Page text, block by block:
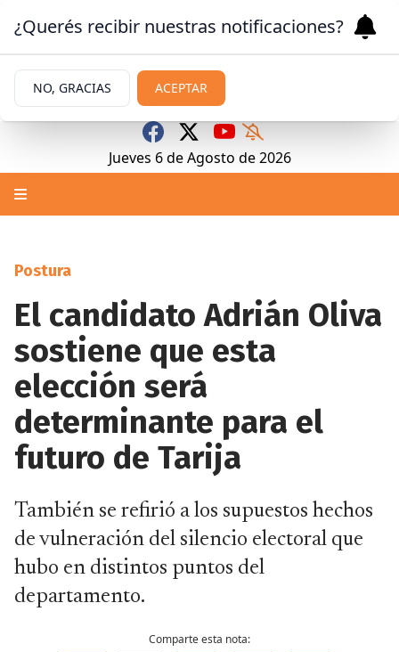
Jueves 6 de Agosto de 2026
Postura
El candidato Adrián Oliva
sostiene que esta
elección será
determinante para el
futuro de Tarija
También se refirió a los supuestos hechos
de vulneración del silencio electoral que
hubo en distintos puntos del
departamento.
Comparte esta nota:
¿Querés recibir nuestras notificaciones?
NO, GRACIAS ACEPTAR